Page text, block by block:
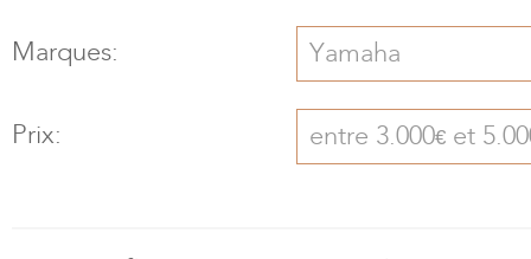
Marques: Yamaha
Prix: entre 3.000€ et